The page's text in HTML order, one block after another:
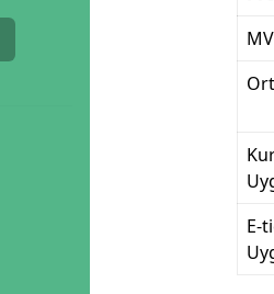
E-